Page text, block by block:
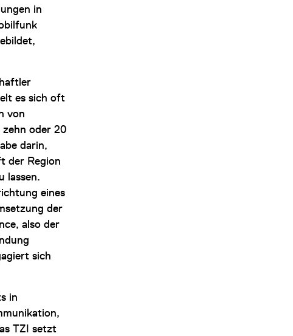
in
es sich oft
von
oder 20
darin,
der Region
lassen.
eines
der
also der
sich
in
TZI setzt